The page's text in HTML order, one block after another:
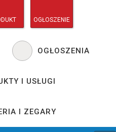
OGŁOSZENIE
OGŁOSZENIA
I USŁUGI
I ZEGARY